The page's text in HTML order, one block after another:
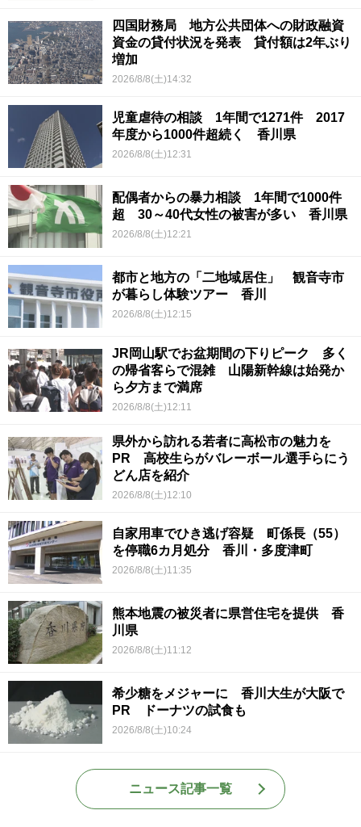
四国財務局 地方公共団体への財政融資
資金の貸付状況を発表 貸付額は2年ぶり
増加
2026/8/8(土)14:32
児童虐待の相談 1年間で1271件 2017
年度から1000件超続く 香川県
2026/8/8(土)12:31
配偶者からの暴力相談 1年間で1000件
超 30～40代女性の被害が多い 香川県
2026/8/8(土)12:21
都市と地方の「二地域居住」 観音寺市
が暮らし体験ツアー 香川
2026/8/8(土)12:15
JR岡山駅でお盆期間の下りピーク 多く
の帰省客らで混雑 山陽新幹線は始発か
ら夕方まで満席
2026/8/8(土)12:11
県外から訪れる若者に高松市の魅力を
PR 高校生らがバレーボール選手らにう
どん店を紹介
2026/8/8(土)12:10
自家用車でひき逃げ容疑 町係長（55）
を停職6カ月処分 香川・多度津町
2026/8/8(土)11:35
熊本地震の被災者に県営住宅を提供 香
川県
2026/8/8(土)11:12
希少糖をメジャーに 香川大生が大阪で
PR ドーナツの試食も
2026/8/8(土)10:24
ニュース記事一覧